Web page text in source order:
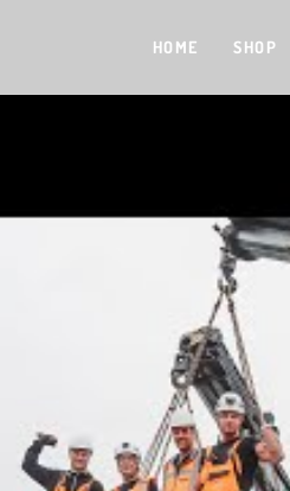
HOME SHOP